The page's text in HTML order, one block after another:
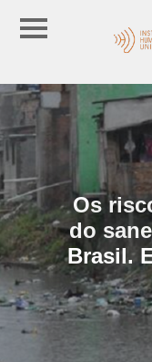
Os
do
Brasil.